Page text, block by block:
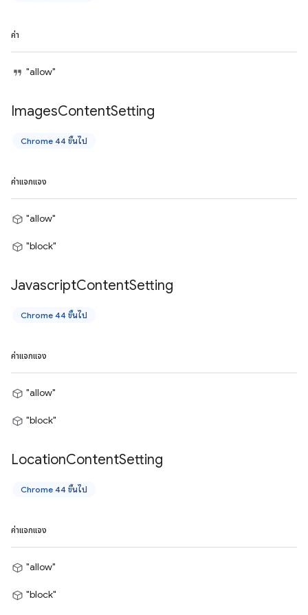
ค่า
"allow"
ImagesContentSetting
Chrome 44 ขึ้นไป
ค่าแจกแจง
"allow"
"block"
JavascriptContentSetting
Chrome 44 ขึ้นไป
ค่าแจกแจง
"allow"
"block"
LocationContentSetting
Chrome 44 ขึ้นไป
ค่าแจกแจง
"allow"
"block"